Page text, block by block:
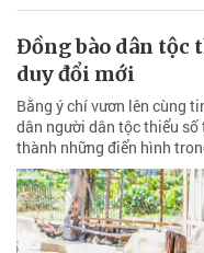
Đồng bào dân tộc
duy đổi mới
Bằng ý chí vươn lên cùng
dân người dân tộc thiểu
thành những điển hình